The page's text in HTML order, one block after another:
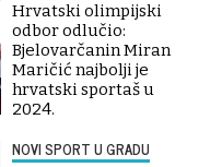
Hrvatski olimpijski
odbor odlučio:
Bjelovarčanin Miran
Maričić najbolji je
hrvatski sportaš u
2024.
NOVI SPORT U GRADU